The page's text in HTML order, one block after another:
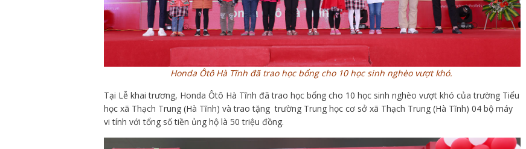
Honda Ôtô Hà Tĩnh đã trao học bổng cho 10 học sinh nghèo vượt khó.
Tại Lễ khai trương, Honda Ôtô Hà Tĩnh đã trao học bổng cho 10 học sinh nghèo vượt khó của trường Tiểu
học xã Thạch Trung (Hà Tĩnh) và trao tặng trường Trung học cơ sở xã Thạch Trung (Hà Tĩnh) 04 bộ máy
vi tính với tổng số tiền ủng hộ là 50 triệu đồng.